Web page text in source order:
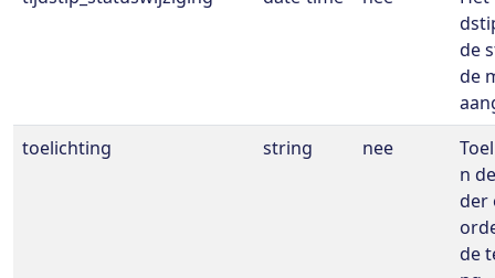
de
de
toelichting
string nee
n
der
de